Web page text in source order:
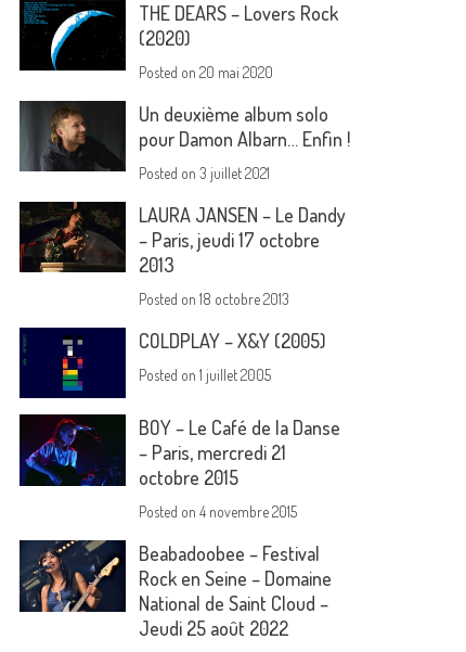
THE DEARS – Lovers Rock
(2020)
Posted on20 mai 2020
Un deuxième album solo
pour Damon Albarn… Enfin !
Posted on3 juillet 2021
LAURA JANSEN – Le Dandy
– Paris, jeudi 17 octobre
2013
Posted on18 octobre 2013
COLDPLAY – X&Y (2005)
Posted on1 juillet 2005
BOY – Le Café de la Danse
– Paris, mercredi 21
octobre 2015
Posted on4 novembre 2015
Beabadoobee – Festival
Rock en Seine – Domaine
National de Saint Cloud –
Jeudi 25 août 2022